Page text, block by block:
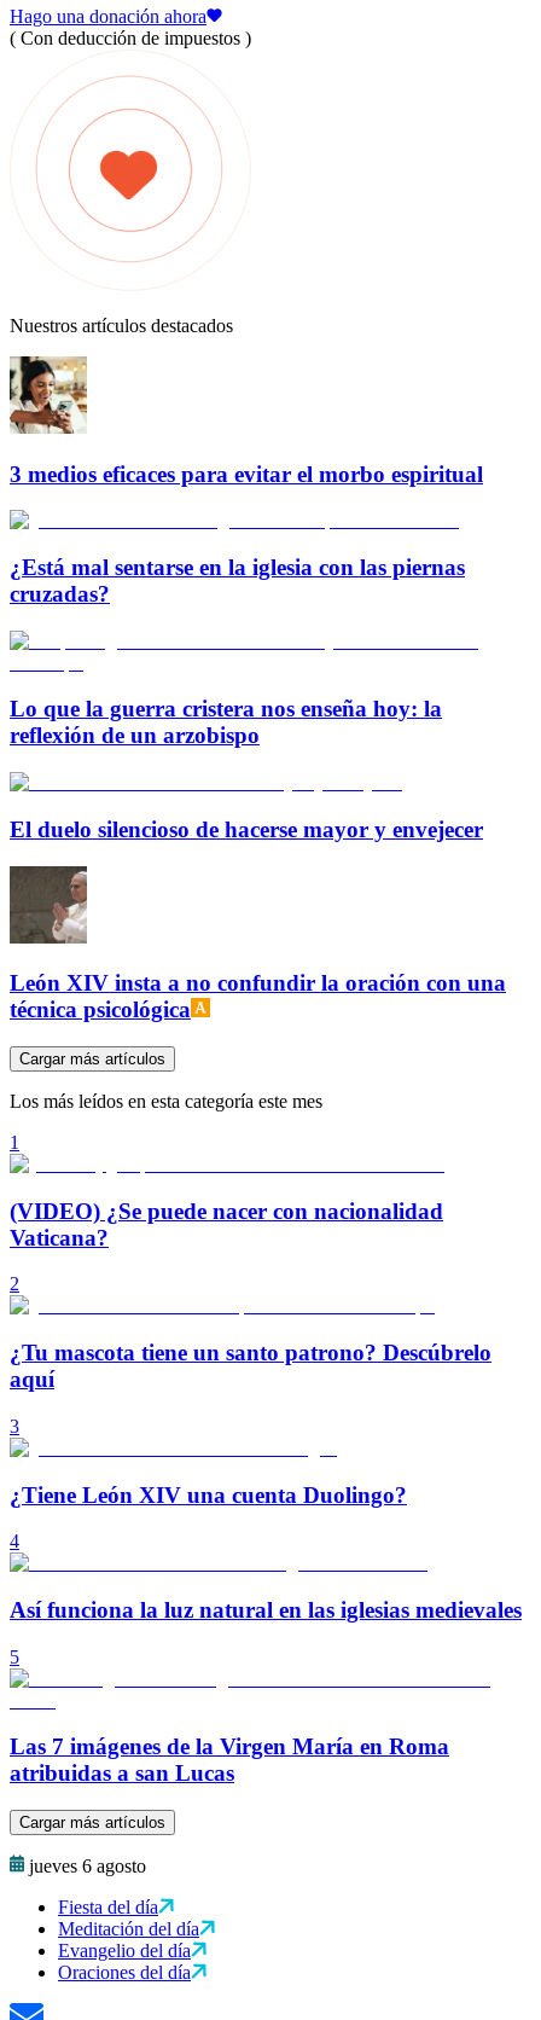
Hago una donación ahora
( Con deducción de impuestos )
Nuestros artículos destacados
3 medios eficaces para evitar el morbo espiritual
¿Está mal sentarse en la iglesia con las piernas
cruzadas?
Lo que la guerra cristera nos enseña hoy: la
reflexión de un arzobispo
El duelo silencioso de hacerse mayor y envejecer
León XIV insta a no confundir la oración con una
técnica psicológica
Cargar más artículos
Los más leídos en esta categoría este mes
1
(VIDEO) ¿Se puede nacer con nacionalidad
Vaticana?
2
¿Tu mascota tiene un santo patrono? Descúbrelo
aquí
3
¿Tiene León XIV una cuenta Duolingo?
4
Así funciona la luz natural en las iglesias medievales
5
Las 7 imágenes de la Virgen María en Roma
atribuidas a san Lucas
Cargar más artículos
jueves 6 agosto
Fiesta del día
Meditación del día
Evangelio del día
Oraciones del día